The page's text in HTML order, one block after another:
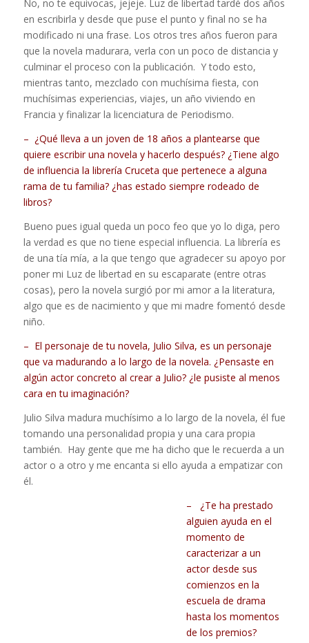
No, no te equivocas, jejeje. Luz de libertad tardé dos años
en escribirla y desde que puse el punto y final no se ha
modificado ni una frase. Los otros tres años fueron para
que la novela madurara, verla con un poco de distancia y
culminar el proceso con la publicación. Y todo esto,
mientras tanto, mezclado con muchísima fiesta, con
muchísimas experiencias, viajes, un año viviendo en
Francia y finalizar la licenciatura de Periodismo.
– ¿Qué lleva a un joven de 18 años a plantearse que
quiere escribir una novela y hacerlo después? ¿Tiene algo
de influencia la librería Cruceta que pertenece a alguna
rama de tu familia? ¿has estado siempre rodeado de
libros?
Bueno pues igual queda un poco feo que yo lo diga, pero
la verdad es que no tiene especial influencia. La librería es
de una tía mía, a la que tengo que agradecer su apoyo por
poner mi Luz de libertad en su escaparate (entre otras
cosas), pero la novela surgió por mi amor a la literatura,
algo que es de nacimiento y que mi madre fomentó desde
niño.
– El personaje de tu novela, Julio Silva, es un personaje
que va madurando a lo largo de la novela. ¿Pensaste en
algún actor concreto al crear a Julio? ¿le pusiste al menos
cara en tu imaginación?
Julio Silva madura muchísimo a lo largo de la novela, él fue
tomando una personalidad propia y una cara propia
también. Hay gente que me ha dicho que le recuerda a un
actor o a otro y me encanta si ello ayuda a empatizar con
él.
– ¿Te ha prestado
alguien ayuda en el
momento de
caracterizar a un
actor desde sus
comienzos en la
escuela de drama
hasta los momentos
de los premios?